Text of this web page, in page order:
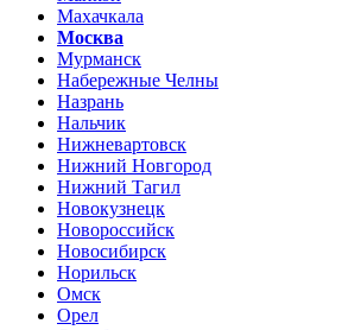
Махачкала
Москва
Мурманск
Набережные Челны
Назрань
Нальчик
Нижневартовск
Нижний Новгород
Нижний Тагил
Новокузнецк
Новороссийск
Новосибирск
Норильск
Омск
Орел